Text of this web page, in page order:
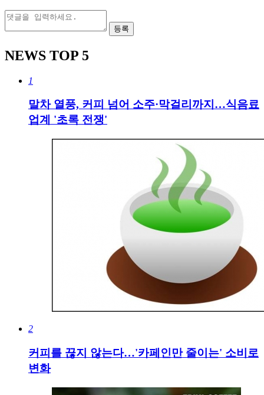
등록
NEWS TOP 5
1
말차 열풍, 커피 넘어 소주·막걸리까지…식음료
업계 '초록 전쟁'
2
커피를 끊지 않는다…'카페인만 줄이는' 소비로
변화